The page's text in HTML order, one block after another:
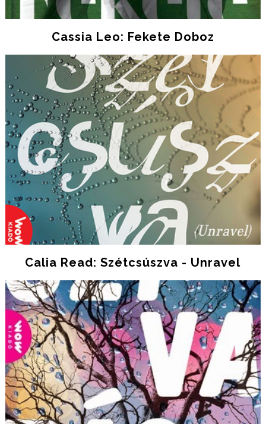
Cassia Leo: Fekete Doboz
Calia Read: Szétcsúszva - Unravel